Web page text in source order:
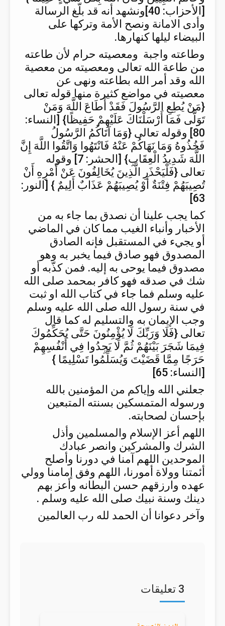
[الأحزاب: 40]ونشهد أنه قد بلّغ الرسالة
وأدى الامانة ونصح الأمة وتركها على
البيضاء ليلها كنهارها.
وطاعته واجبة ومعصيته حرام لأن طاعته
من طاعة الله تعالى ومعصيته من معصية
الله وقد أمر الله بطاعته ونهى عن
معصيته في مواضع كثيرة منها قوله تعالى
{مَنْ يُطِعِ الرَّسُولَ فَقَدْ أَطَاعَ اللَّهَ وَمَنْ
تَوَلَّى فَمَا أَرْسَلْنَاكَ عَلَيْهِمْ حَفِيظًا} [النساء:
80] وقوله تعالى {وَمَا آتَاكُمُ الرَّسُولُ
فَخُذُوهُ وَمَا نَهَاكُمْ عَنْهُ فَانْتَهُوا وَاتَّقُوا اللَّهَ إِنَّ
اللَّهَ شَدِيدُ الْعِقَابِ} [الحشر: 7] وقوله
تعالى {فَلْيَحْذَرِ الَّذِينَ يُخَالِفُونَ عَنْ أَمْرِهِ أَنْ
تُصِيبَهُمْ فِتْنَةٌ أَوْ يُصِيبَهُمْ عَذَابٌ أَلِيمٌ } [النور:
63]
كما يجب علينا أن نصدق بما جاء به من
الأخبار وأنباء الغيب مما كان في الماضي
أو يجيء في المستقبل فإنه الصادق
المصدوق فهو صادق فيما يخبر به وهو
مصدوق فيما يوحى به إليه. فمن كذّبه أو
شك في صدقه فهو كافر بمحمد صلى الله
عليه وسلم فما جاء في كتاب الله او ثبت
في سنة رسول الله صلى الله عليه وسلم
وجب الإيمان به والتسليم له كما قال
تعالى {فَلَا وَرَبِّكَ لَا يُؤْمِنُونَ حَتَّى يُحَكِّمُوكَ
فِيمَا شَجَرَ بَيْنَهُمْ ثُمَّ لَا يَجِدُوا فِي أَنْفُسِهِمْ
حَرَجًا مِمَّا قَضَيْتَ وَيُسَلِّمُوا تَسْلِيمًا }
[النساء: 65]
جعلني الله وإياكم من المؤمنين بالله
ورسوله المتمسكين بسنته المتبعين
بإحسان لصحابته.
اللهم أعز الإسلام والمسلمين وأذل
الشرك والمشركين وانصر عبادك
الموحدين اللهم آمنا في دورنا وأصلح
أئمتنا وولاة أمورنا، اللهم وفق إمامنا وولي
عهده وارزقهم حسن البطانه وأعز بهم
دينك وسنة نبيك صلى الله عليه وسلم .
وآخر دعوانا أن الحمد لله رب العالمين
3 تعليقات